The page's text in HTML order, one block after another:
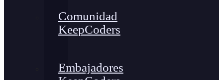
Comunidad
KeepCoders
Embajadores